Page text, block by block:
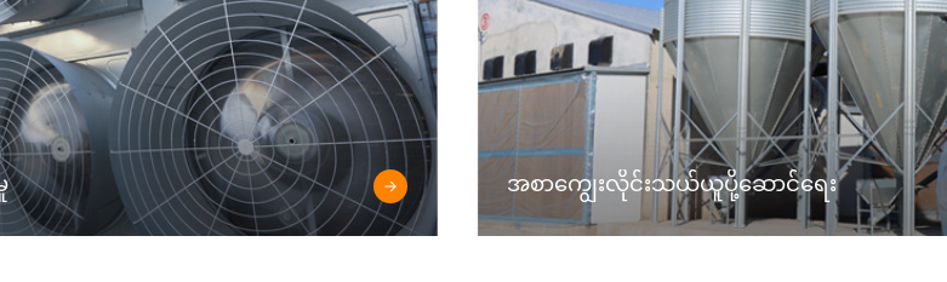
အစာကျွေးလိုင်းသယ်ယူပို့ဆောင်ရေး